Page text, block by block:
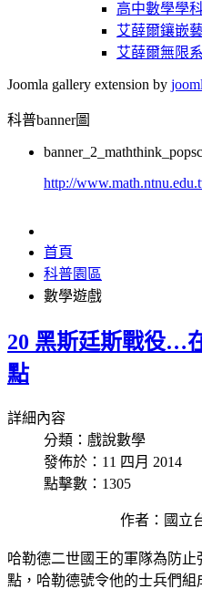
高中數學學
艾薛爾鑲嵌
艾薛爾無限
Joomla gallery extension by
科普banner圖
http://
首頁
科普園區
數學遊戲
20 黑斯廷斯戰役…
點
詳細內容
分類：戲說數學
發佈於：11 四月 2014
點擊數：1305
作者：國立
哈勒德二世國王的軍隊為防
點，哈勒德號令他的士兵們